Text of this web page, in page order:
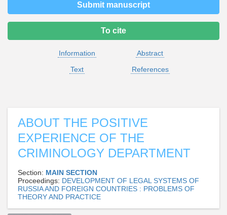
Submit manuscript
To cite
Information
Abstract
Text
References
ABOUT THE POSITIVE
EXPERIENCE OF THE
CRIMINOLOGY DEPARTMENT
Section: MAIN SECTION
Proceedings: DEVELOPMENT OF LEGAL SYSTEMS OF
RUSSIA AND FOREIGN COUNTRIES : PROBLEMS OF
THEORY AND PRACTICE